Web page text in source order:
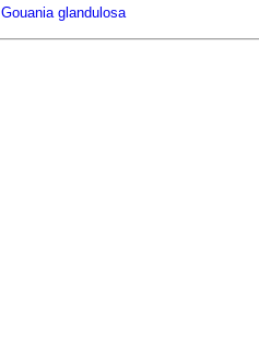
Gouania glandulosa